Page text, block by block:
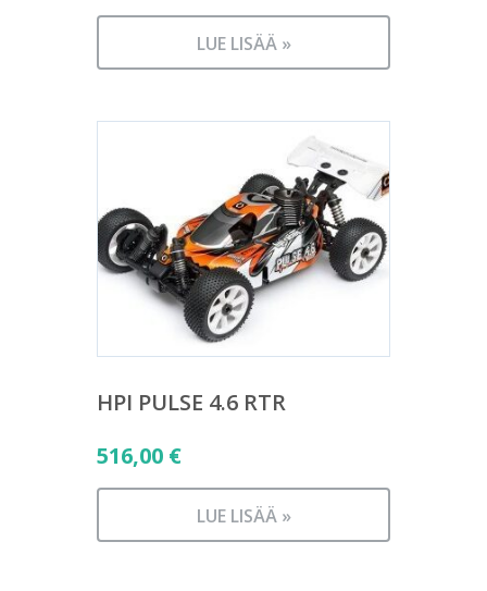
LUE LISÄÄ »
HPI PULSE 4.6 RTR
516,00 €
LUE LISÄÄ »